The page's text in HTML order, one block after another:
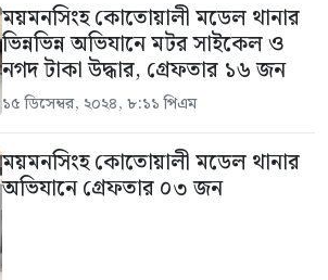
ময়মনসিংহ কোতোয়ালী মডেল থানার
ভিন্নভিন্ন অভিযানে মটর সাইকেল ও
নগদ টাকা উদ্ধার, গ্রেফতার ১৬ জন
১৫ ডিসেম্বর, ২০২৪, ৮:১১ পিএম
ময়মনসিংহ কোতোয়ালী মডেল থানার
অভিযানে গ্রেফতার ০৩ জন